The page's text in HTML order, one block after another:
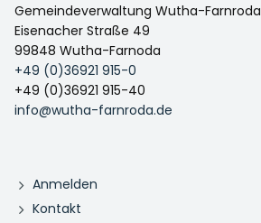
Gemeindeverwaltung Wutha-Farnroda
Eisenacher Straße 49
99848 Wutha-Farnoda
+49 (0)36921 915-0
+49 (0)36921 915-40
info@wutha-farnroda.de
Anmelden
Kontakt